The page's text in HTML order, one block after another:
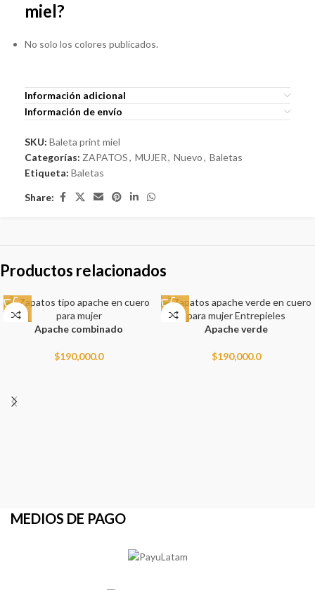
miel?
No solo los colores publicados.
Información adicional
Información de envío
SKU: Baleta print miel
Categorías: ZAPATOS, MUJER, Nuevo, Baletas
Etiqueta: Baletas
Share:
Productos relacionados
Apache combinado
$190,000.0
Apache verde
$190,000.0
MEDIOS DE PAGO